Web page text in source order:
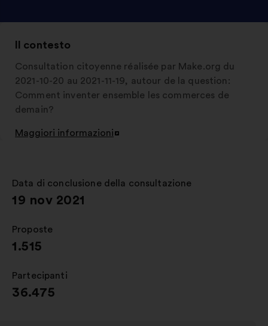
Il contesto
Consultation citoyenne réalisée par Make.org du
2021-10-20 au 2021-11-19, autour de la question:
Comment inventer ensemble les commerces de
demain?
Maggiori informazioni
Apri
scheda
Data di conclusione della consultazione
:
19 nov 2021
Proposte
:
1.515
Partecipanti
:
36.475